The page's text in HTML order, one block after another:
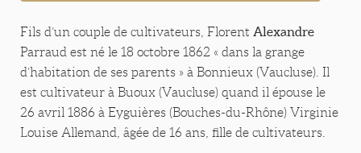
Fils d’un couple de cultivateurs, Florent Alexandre
Parraud est né le 18 octobre 1862 « dans la grange
d’habitation de ses parents » à Bonnieux (Vaucluse). Il
est cultivateur à Buoux (Vaucluse) quand il épouse le
26 avril 1886 à Eyguières (Bouches-du-Rhône) Virginie
Louise Allemand, âgée de 16 ans, fille de cultivateurs.